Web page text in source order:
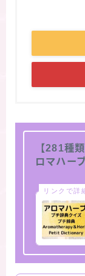
【281種
ロマハー
リンクで詳